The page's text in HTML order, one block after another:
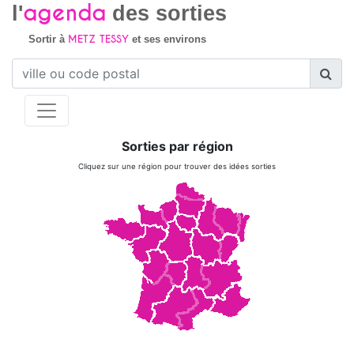
l'agenda des sorties
Sortir à METZ TESSYet ses environs
Sorties par région
Cliquez sur une région pour trouver des idées sorties